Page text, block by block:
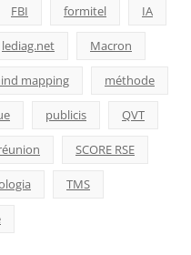
FBI formitel IA
lediag.net Macron
mapping méthode
publicis QVT
SCORE RSE
TMS